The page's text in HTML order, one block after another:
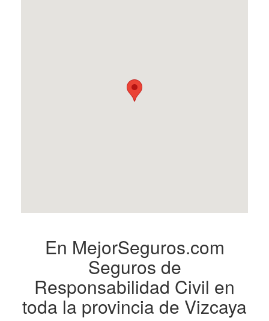
En MejorSeguros.com
Seguros de
Responsabilidad Civil en
toda la provincia de Vizcaya